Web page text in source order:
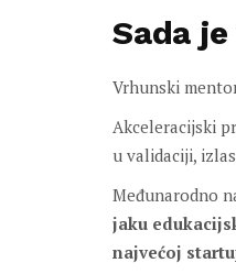
Sada
Vrhunski
Akceleracijski
u validaciji,
Međunarodno
jaku
najvećoj